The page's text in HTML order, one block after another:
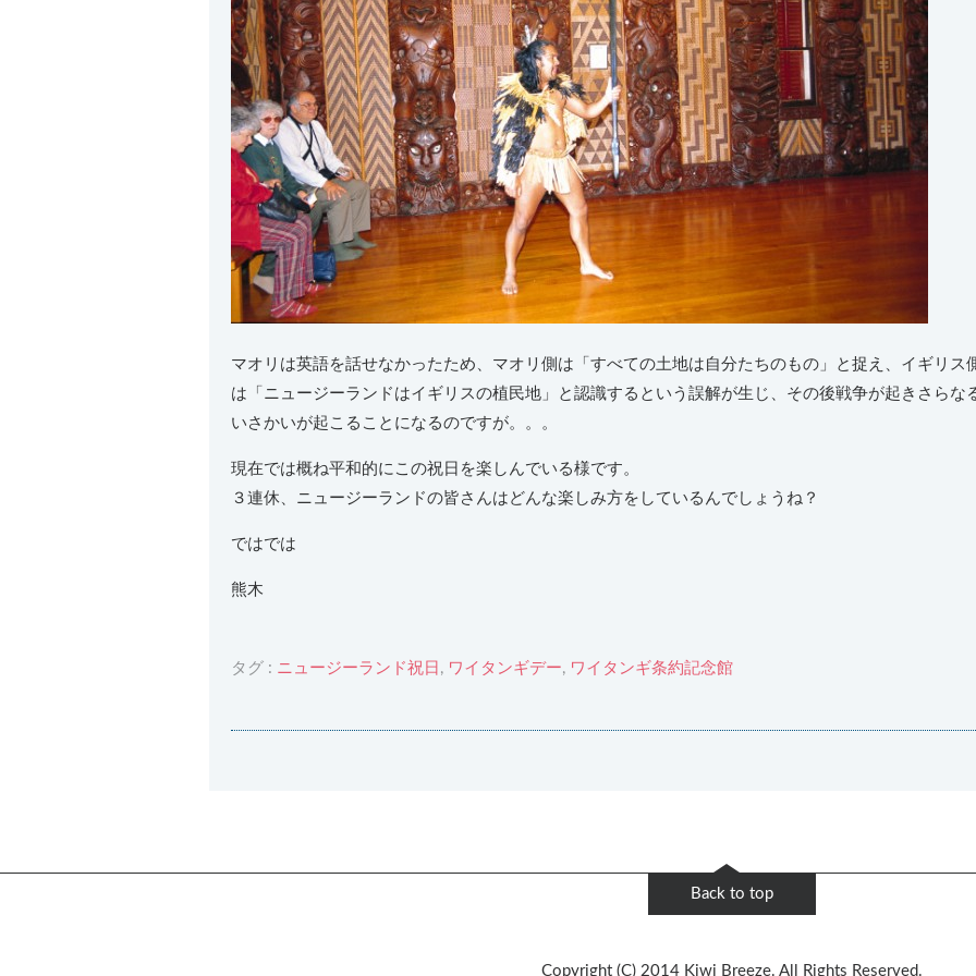
マオリは英語を話せなかったため、マオリ側は「すべての土地は自分たちのもの」と捉え、イギリス
は「ニュージーランドはイギリスの植民地」と認識するという誤解が生じ、その後戦争が起きさらな
いさかいが起こることになるのですが。。。
現在では概ね平和的にこの祝日を楽しんでいる様です。
３連休、ニュージーランドの皆さんはどんな楽しみ方をしているんでしょうね？
ではでは
熊木
タグ : ニュージーランド祝日 , ワイタンギデー, ワイタンギ条約記念館
Back to top
Copyright (C) 2014 Kiwi Breeze. All Rights Reserved.